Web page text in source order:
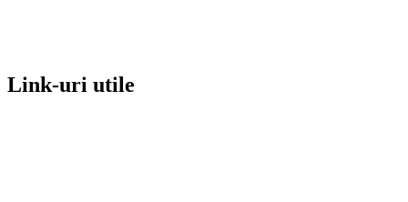
Link-uri utile